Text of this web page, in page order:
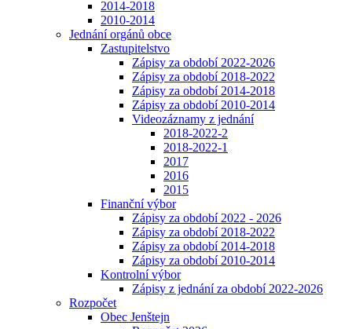
2014-2018
2010-2014
Jednání orgánů obce
Zastupitelstvo
Zápisy za období 2022-2026
Zápisy za období 2018-2022
Zápisy za období 2014-2018
Zápisy za období 2010-2014
Videozáznamy z jednání
2018-2022-2
2018-2022-1
2017
2016
2015
Finanční výbor
Zápisy za období 2022 - 2026
Zápisy za období 2018-2022
Zápisy za období 2014-2018
Zápisy za období 2010-2014
Kontrolní výbor
Zápisy z jednání za období 2022-2026
Rozpočet
Obec Jenštejn